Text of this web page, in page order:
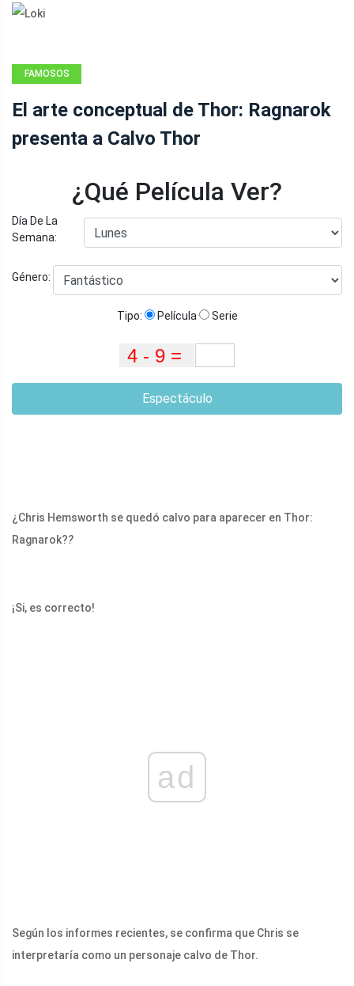
FAMOSOS
El arte conceptual de Thor: Ragnarok
presenta a Calvo Thor
¿Qué Película Ver?
Día De La
Semana:
Género:
Tipo: Película Serie
Espectáculo
¿Chris Hemsworth se quedó calvo para aparecer en Thor:
Ragnarok??
¡Si, es correcto!
ad
Según los informes recientes, se confirma que Chris se
interpretaría como un personaje calvo de Thor.